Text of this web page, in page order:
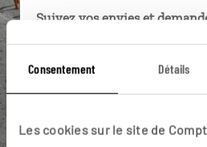
Consentement Détails
Les cookies sur le site de
Suivez vos envies et
Ils sauront organiser
près de vos envies et de
connectés en agence,